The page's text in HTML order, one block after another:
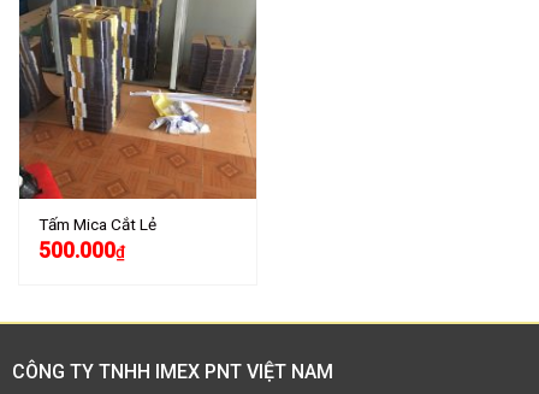
Tấm Mica Cắt Lẻ
500.000₫
CÔNG TY TNHH IMEX PNT VIỆT NAM